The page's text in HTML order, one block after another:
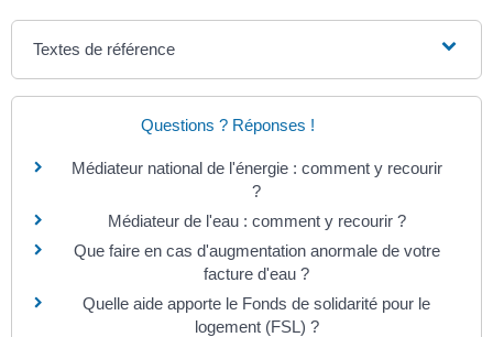
Textes de référence
Questions ? Réponses !
Médiateur national de l'énergie : comment y recourir
?
Médiateur de l'eau : comment y recourir ?
Que faire en cas d'augmentation anormale de votre
facture d'eau ?
Quelle aide apporte le Fonds de solidarité pour le
logement (FSL) ?